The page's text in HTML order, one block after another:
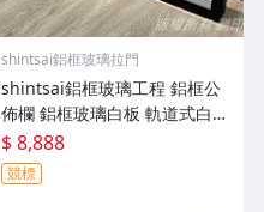
shintsai鋁框玻璃拉門
shintsai鋁框玻璃工程 鋁框公
佈欄 鋁框玻璃白板 軌道式白板
公告欄白板 磁性玻璃白板
$ 8,888
競標